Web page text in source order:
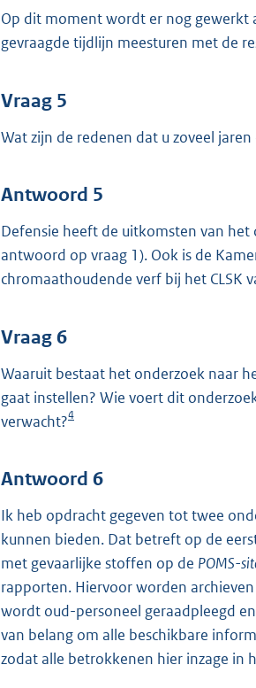
Op dit moment wordt er nog gewerkt
gevraagde tijdlijn meesturen met de
Vraag 5
Wat zijn de redenen dat u zoveel
Antwoord 5
Defensie heeft de uitkomsten van het
antwoord op vraag 1). Ook is de
chromaathoudende verf bij het CLSK
Vraag 6
Waaruit bestaat het onderzoek naar
gaat instellen? Wie voert dit
verwacht?4
Antwoord 6
Ik heb opdracht gegeven tot twee
kunnen bieden. Dat betreft op de
met gevaarlijke stoffen op de POMS-
rapporten. Hiervoor worden
wordt oud-personeel geraadpleegd
van belang om alle beschikbare
zodat alle betrokkenen hier inzage in